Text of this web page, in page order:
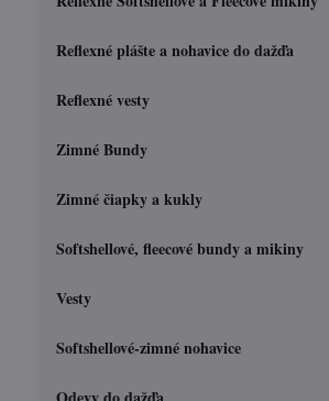
Reflexné plášte a nohavice do dažďa
Reflexné vesty
Zimné Bundy
Zimné čiapky a kukly
Softshellové, fleecové bundy a mikiny
Vesty
Softshellové-zimné nohavice